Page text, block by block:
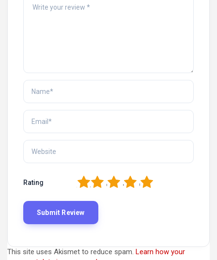
Rating 5
4
3
2
This site uses Akismet to reduce spam. Learn how your